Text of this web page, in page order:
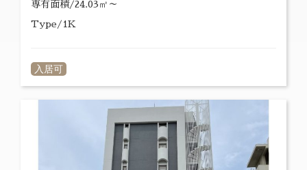
専有面積/24.03㎡～
Type/1K
入居可